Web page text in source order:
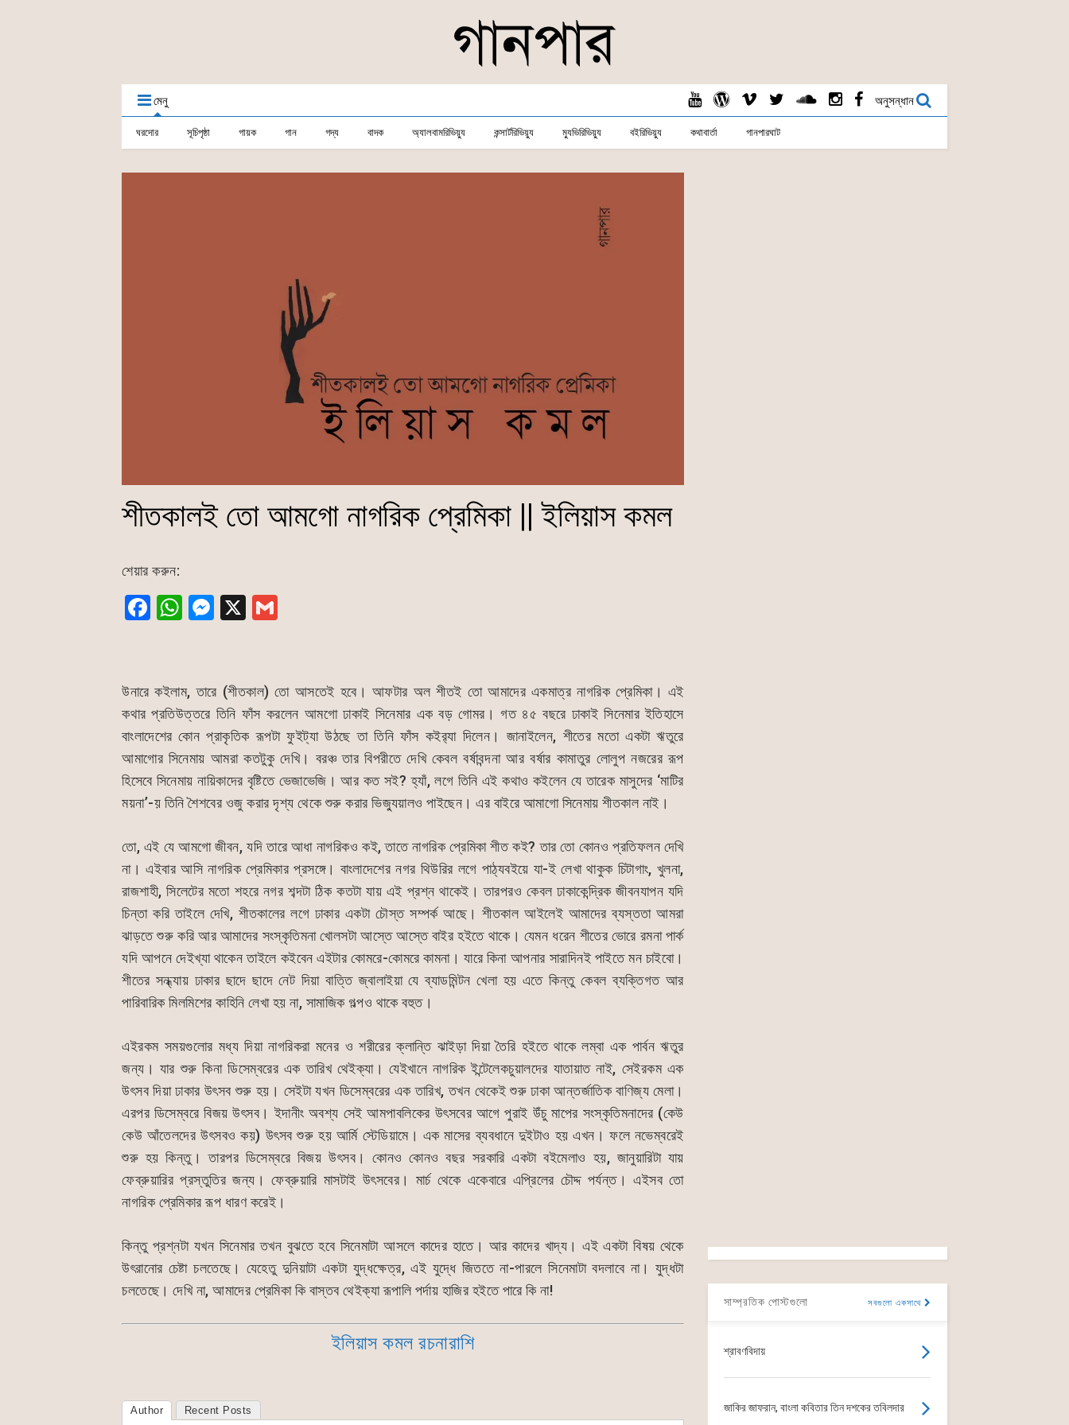
মেনু অনুসন্ধান
ঘরদোর সূচিপৃষ্ঠা গায়ক গান গদ্য বাদক অ্যালবামরিভিয়্যু কন্সার্টরিভিয়্যু ম্যুভিরিভিয়্যু বইরিভিয়্যু কথাবার্তা গানপারঘাট
শীতকালই তো আমগো নাগরিক প্রেমিকা || ইলিয়াস কমল
শেয়ার করুন:
F
e
b
o
o
k
W
s
A
p
p
M
s
e
n
g
er
X
l
উনারে কইলাম, তারে (শীতকাল) তো আসতেই হবে। আফটার অল শীতই তো আমাদের একমাত্র নাগরিক প্রেমিকা। এই
কথার প্রতিউত্তরে তিনি ফাঁস করলেন আমগো ঢাকাই সিনেমার এক বড় গোমর। গত ৪৫ বছরে ঢাকাই সিনেমার ইতিহাসে
বাংলাদেশের কোন প্রাকৃতিক রূপটা ফুইট্যা উঠছে তা তিনি ফাঁস কইর‌্যা দিলেন। জানাইলেন, শীতের মতো একটা ঋতুরে
আমাগোর সিনেমায় আমরা কতটুকু দেখি। বরঞ্চ তার বিপরীতে দেখি কেবল বর্ষাবন্দনা আর বর্ষার কামাতুর লোলুপ নজরের রূপ
হিসেবে সিনেমায় নায়িকাদের বৃষ্টিতে ভেজাভেজি। আর কত সই? হ্যাঁ, লগে তিনি এই কথাও কইলেন যে তারেক মাসুদের ‘মাটির
ময়না’-য় তিনি শৈশবের ওজু করার দৃশ্য থেকে শুরু করার ভিজ্যুয়ালও পাইছেন। এর বাইরে আমাগো সিনেমায় শীতকাল নাই।
তো, এই যে আমগো জীবন, যদি তারে আধা নাগরিকও কই, তাতে নাগরিক প্রেমিকা শীত কই? তার তো কোনও প্রতিফলন দেখি
না। এইবার আসি নাগরিক প্রেমিকার প্রসঙ্গে। বাংলাদেশের নগর থিউরির লগে পাঠ্যবইয়ে যা-ই লেখা থাকুক চিটাগাং, খুলনা,
রাজশাহী, সিলেটের মতো শহরে নগর শব্দটা ঠিক কতটা যায় এই প্রশ্ন থাকেই। তারপরও কেবল ঢাকাকেন্দ্রিক জীবনযাপন যদি
চিন্তা করি তাইলে দেখি, শীতকালের লগে ঢাকার একটা চৌস্ত সম্পর্ক আছে। শীতকাল আইলেই আমাদের ব্যস্ততা আমরা
ঝাড়তে শুরু করি আর আমাদের সংস্কৃতিমনা খোলসটা আস্তে আস্তে বাইর হইতে থাকে। যেমন ধরেন শীতের ভোরে রমনা পার্ক
যদি আপনে দেইখ্যা থাকেন তাইলে কইবেন এইটার কোমরে-কোমরে কামনা। যারে কিনা আপনার সারাদিনই পাইতে মন চাইবো।
শীতের সন্ধ্যায় ঢাকার ছাদে ছাদে নেট দিয়া বাত্তি জ্বালাইয়া যে ব্যাডমিন্টন খেলা হয় এতে কিন্তু কেবল ব্যক্তিগত আর
পারিবারিক মিলমিশের কাহিনি লেখা হয় না, সামাজিক গল্পও থাকে বহুত।
এইরকম সময়গুলোর মধ্য দিয়া নাগরিকরা মনের ও শরীরের ক্লান্তি ঝাইড়া দিয়া তৈরি হইতে থাকে লম্বা এক পার্বন ঋতুর
জন্য। যার শুরু কিনা ডিসেম্বরের এক তারিখ থেইক্যা। যেইখানে নাগরিক ইন্টেলেকচুয়ালদের যাতায়াত নাই, সেইরকম এক
উৎসব দিয়া ঢাকার উৎসব শুরু হয়। সেইটা যখন ডিসেম্বরের এক তারিখ, তখন থেকেই শুরু ঢাকা আন্তর্জাতিক বাণিজ্য মেলা।
এরপর ডিসেম্বরে বিজয় উৎসব। ইদানীং অবশ্য সেই আমপাবলিকের উৎসবের আগে পুরাই উঁচু মাপের সংস্কৃতিমনাদের (কেউ
কেউ আঁতেলদের উৎসবও কয়) উৎসব শুরু হয় আর্মি স্টেডিয়ামে। এক মাসের ব্যবধানে দুইটাও হয় এখন। ফলে নভেম্বরেই
শুরু হয় কিন্তু। তারপর ডিসেম্বরে বিজয় উৎসব। কোনও কোনও বছর সরকারি একটা বইমেলাও হয়, জানুয়ারিটা যায়
ফেব্রুয়ারির প্রস্তুতির জন্য। ফেব্রুয়ারি মাসটাই উৎসবের। মার্চ থেকে একেবারে এপ্রিলের চৌদ্দ পর্যন্ত। এইসব তো
নাগরিক প্রেমিকার রূপ ধারণ করেই।
কিন্তু প্রশ্নটা যখন সিনেমার তখন বুঝতে হবে সিনেমাটা আসলে কাদের হাতে। আর কাদের খাদ্য। এই একটা বিষয় থেকে
উৎরানোর চেষ্টা চলতেছে। যেহেতু দুনিয়াটা একটা যুদ্ধক্ষেত্র, এই যুদ্ধে জিততে না-পারলে সিনেমাটা বদলাবে না। যুদ্ধটা
চলতেছে। দেখি না, আমাদের প্রেমিকা কি বাস্তব থেইক্যা রূপালি পর্দায় হাজির হইতে পারে কি না!
ইলিয়াস কমল রচনারাশি
Author Recent Posts
সাম্প্রতিক পোস্টগুলো সবগুলো একসাথে
শ্রাবণবিদায়
জাকির জাফরান, বাংলা কবিতার তিন দশকের তবিলদার